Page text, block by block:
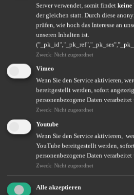
Sie möchten unsere aktuellen Themen
Altersvorsorge – Zukunft
Wir helfen Ihnen dabei, Ihre
schließen.
Krankenzusatzversicherung –
Server verwendet, somit findet keine
der gleichen statt. Durch diese
prüfen, wie hoch das Interesse an
unseren Inhalten ist.
Zweck: Nicht zugeordnet
Vimeo
Wenn Sie den Service aktivieren,
bereitgestellt werden, sofort
personenbezogene Daten
Zweck: Nicht zugeordnet
Youtube
Wenn Sie den Service aktivieren,
YouTube bereitgestellt werden,
personenbezogene Daten
Zweck: Nicht zugeordnet
Alle akzeptieren